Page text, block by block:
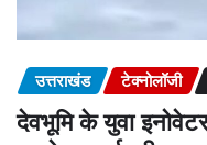
उत्तराखंड टेक्नोलॉजी
देवभूमि के युवा